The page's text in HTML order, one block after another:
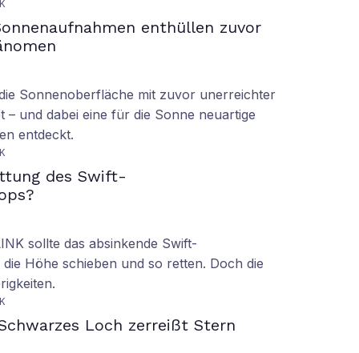
enthüllen zuvor
Sonnenoberfläche mit zuvor unerreichter
– und dabei eine für die Sonne neuartige
entdeckt.
des Swift-
sollte das absinkende Swift-
Höhe schieben und so retten. Doch die
Loch zerreißt Stern